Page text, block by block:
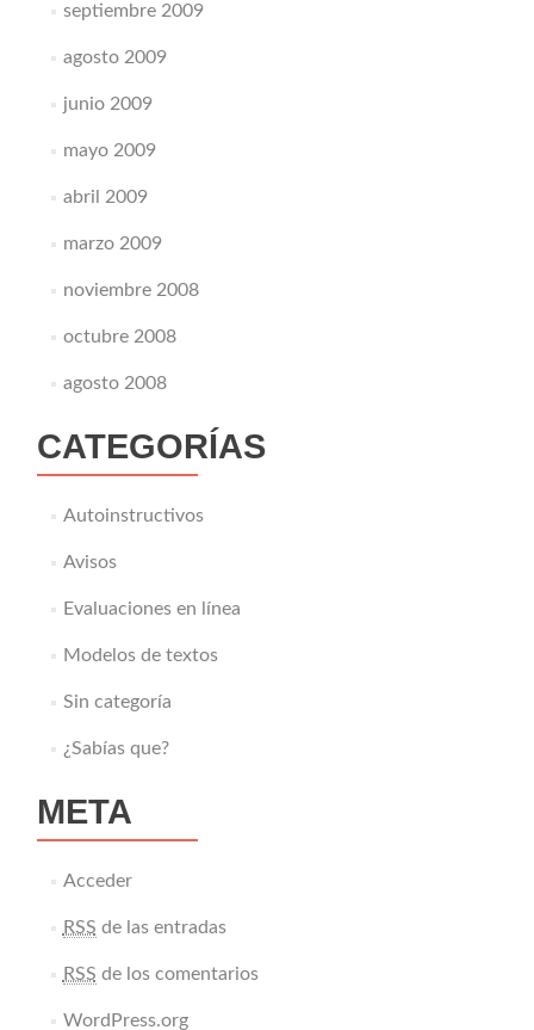
septiembre 2009
agosto 2009
junio 2009
mayo 2009
abril 2009
marzo 2009
noviembre 2008
octubre 2008
agosto 2008
CATEGORÍAS
Autoinstructivos
Avisos
Evaluaciones en línea
Modelos de textos
Sin categoría
¿Sabías que?
META
Acceder
RSS de las entradas
RSS de los comentarios
WordPress.org